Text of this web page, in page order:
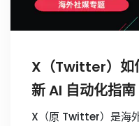
X（Twitter）如
新 AI 自动化指南
X（原 Twitter）是海